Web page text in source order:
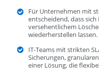
Für Unternehmen mit
entscheidend, dass
versehentlichem
wiederherstellen lassen.
IT-Teams mit strikten
Sicherungen,
einer Lösung, die